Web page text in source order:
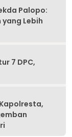
Palopo:
Lebih
7 DPC,